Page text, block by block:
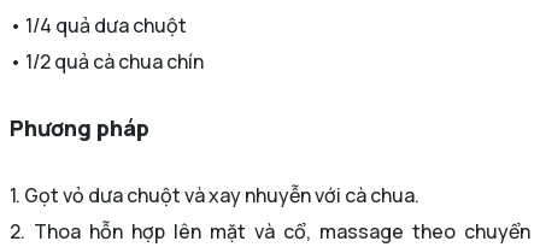
• 1/4 quả dưa chuột
• 1/2 quả cà chua chín
Phương pháp
1. Gọt vỏ dưa chuột và xay nhuyễn với cà chua.
2. Thoa hỗn hợp lên mặt và cổ, massage theo chuyển